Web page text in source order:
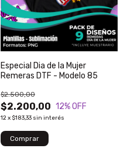
Especial Dia de la Mujer
Remeras DTF - Modelo 85
$2.200,00
$2.500,00
12% OFF
12x $183,33 sin interés